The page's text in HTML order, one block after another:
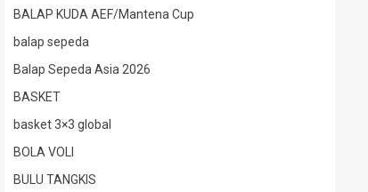
BALAP KUDA AEF/Mantena Cup
balap sepeda
Balap Sepeda Asia 2026
BASKET
basket 3×3 global
BOLA VOLI
BULU TANGKIS